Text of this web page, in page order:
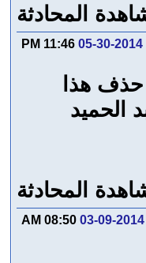
المحادثة
05-30-2014
11:46 PM
حذف هذا
الحميد
المحادثة
03-09-2014
08:50 AM